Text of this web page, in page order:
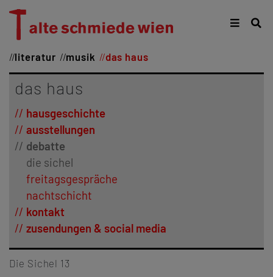
literatur musik das haus
das haus
hausgeschichte
ausstellungen
debatte
die sichel
freitagsgespräche
nachtschicht
kontakt
zusendungen & social media
Die Sichel 13